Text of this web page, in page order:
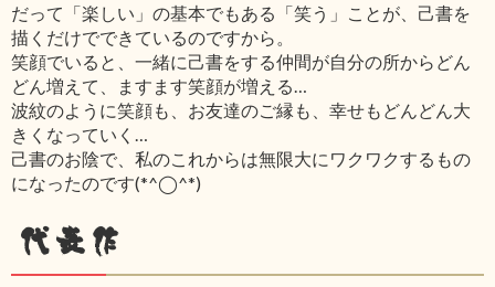
だって「楽しい」の基本でもある「笑う」ことが、己書を
描くだけでできているのですから。
笑顔でいると、一緒に己書をする仲間が自分の所からどん
どん増えて、ますます笑顔が増える…
波紋のように笑顔も、お友達のご縁も、幸せもどんどん大
きくなっていく…
己書のお陰で、私のこれからは無限大にワクワクするもの
になったのです(*^◯^*)
代表作